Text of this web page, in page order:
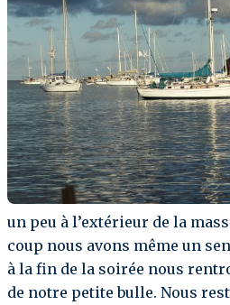
un peu à l’extérieur de la
coup nous avons même un
à la fin de la soirée nous
de notre petite bulle. Nous